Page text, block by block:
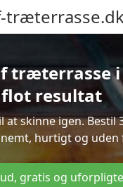
træterrasse
flot resultat
skinne igen. Bestil
hurtigt og uden
gratis og